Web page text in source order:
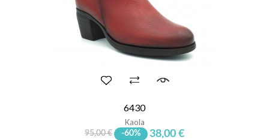
6430
Kaola
95,00 € -60% 38,00 €